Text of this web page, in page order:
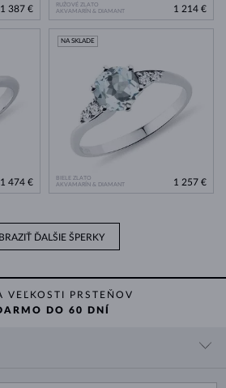
1 387 €
RUŽOVÉ ZLATO
AKVAMARÍN & DIAMANT
1 214 €
1 474 €
BIELE ZLATO
AKVAMARÍN & DIAMANT
NA SKLADE
1 257 €
ĎALŠIE ŠPERKY
VEĽKOSTI PRSTEŇOV
DO 60 DNÍ